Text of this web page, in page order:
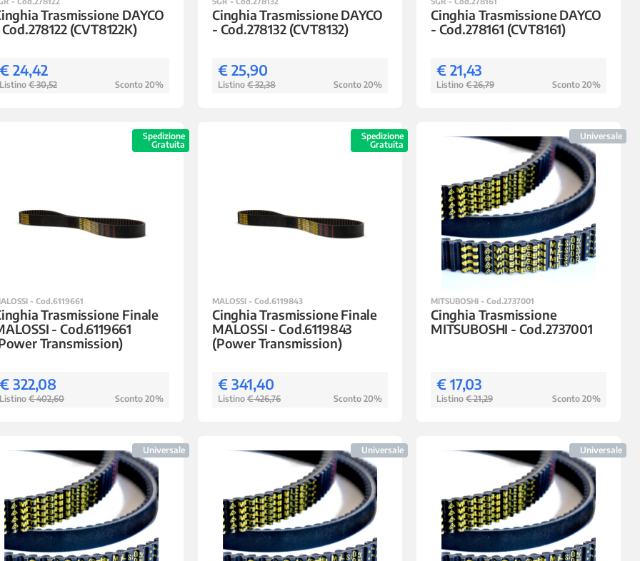
Trasmissione DAYCO
(CVT8122K)
24,42
€ 30,52 Sconto 20%
Cinghia Trasmissione DAYCO
- Cod.278132 (CVT8132)
€ 25,90
Listino € 32,38 Sconto 20%
Cinghia Trasmissione DAYCO
- Cod.278161 (CVT8161)
€ 21,43
Listino € 26,79 Sconto 20%
Spedizione
Gratuita
- Cod.6119661
Trasmissione Finale
- Cod.6119661
Transmission)
322,08
€ 402,60 Sconto 20%
Spedizione
Gratuita
MALOSSI - Cod.6119843
Cinghia Trasmissione Finale
MALOSSI - Cod.6119843
(Power Transmission)
€ 341,40
Listino € 426,76 Sconto 20%
Universale
MITSUBOSHI - Cod.2737001
Cinghia Trasmissione
MITSUBOSHI - Cod.2737001
€ 17,03
Listino € 21,29 Sconto 20%
Universale Universale Universale